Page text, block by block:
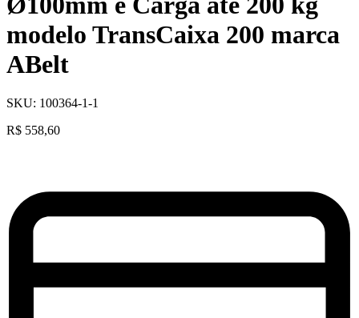
modelo TransCaixa 200 marca
ABelt
SKU: 100364-1-1
R$ 558,60